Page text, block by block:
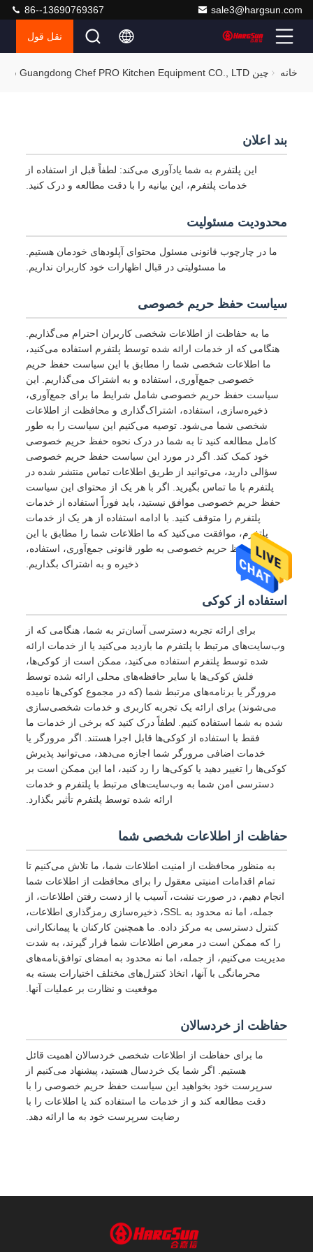
sale3@hargsun.com
86--13690769367
نقل قول
خانه چین Guangdong Chef PRO Kitchen Equipment CO., LTD سیاست حفظ حریم خصوصی
بند اعلان
این پلتفرم به شما یادآوری می‌کند: لطفاً قبل از استفاده از
خدمات پلتفرم، این بیانیه را با دقت مطالعه و درک کنید.
محدودیت مسئولیت
ما در چارچوب قانونی مسئول محتوای آپلودهای خودمان هستیم.
ما مسئولیتی در قبال اظهارات خود کاربران نداریم.
سیاست حفظ حریم خصوصی
ما به حفاظت از اطلاعات شخصی کاربران احترام می‌گذاریم.
هنگامی که از خدمات ارائه شده توسط پلتفرم استفاده می‌کنید،
ما اطلاعات شخصی شما را مطابق با این سیاست حفظ حریم
خصوصی جمع‌آوری، استفاده و به اشتراک می‌گذاریم. این
سیاست حفظ حریم خصوصی شامل شرایط ما برای جمع‌آوری،
ذخیره‌سازی، استفاده، اشتراک‌گذاری و محافظت از اطلاعات
شخصی شما می‌شود. توصیه می‌کنیم این سیاست را به طور
کامل مطالعه کنید تا به شما در درک نحوه حفظ حریم خصوصی
خود کمک کند. اگر در مورد این سیاست حفظ حریم خصوصی
سؤالی دارید، می‌توانید از طریق اطلاعات تماس منتشر شده در
پلتفرم با ما تماس بگیرید. اگر با هر یک از محتوای این سیاست
حفظ حریم خصوصی موافق نیستید، باید فوراً استفاده از خدمات
پلتفرم را متوقف کنید. با ادامه استفاده از هر یک از خدمات
پلتفرم، موافقت می‌کنید که ما اطلاعات شما را مطابق با این
سیاست حفظ حریم خصوصی به طور قانونی جمع‌آوری، استفاده،
ذخیره و به اشتراک بگذاریم.
استفاده از کوکی
برای ارائه تجربه دسترسی آسان‌تر به شما، هنگامی که از
وب‌سایت‌های مرتبط با پلتفرم ما بازدید می‌کنید یا از خدمات ارائه
شده توسط پلتفرم استفاده می‌کنید، ممکن است از کوکی‌ها،
فلش کوکی‌ها یا سایر حافظه‌های محلی ارائه شده توسط
مرورگر یا برنامه‌های مرتبط شما (که در مجموع کوکی‌ها نامیده
می‌شوند) برای ارائه یک تجربه کاربری و خدمات شخصی‌سازی
شده به شما استفاده کنیم. لطفاً درک کنید که برخی از خدمات ما
فقط با استفاده از کوکی‌ها قابل اجرا هستند. اگر مرورگر یا
خدمات اضافی مرورگر شما اجازه می‌دهد، می‌توانید پذیرش
کوکی‌ها را تغییر دهید یا کوکی‌ها را رد کنید، اما این ممکن است بر
دسترسی امن شما به وب‌سایت‌های مرتبط با پلتفرم و خدمات
ارائه شده توسط پلتفرم تأثیر بگذارد.
حفاظت از اطلاعات شخصی شما
به منظور محافظت از امنیت اطلاعات شما، ما تلاش می‌کنیم تا
تمام اقدامات امنیتی معقول را برای محافظت از اطلاعات شما
انجام دهیم، در صورت نشت، آسیب یا از دست رفتن اطلاعات، از
جمله، اما نه محدود به SSL، ذخیره‌سازی رمزگذاری اطلاعات،
کنترل دسترسی به مرکز داده. ما همچنین کارکنان یا پیمانکارانی
را که ممکن است در معرض اطلاعات شما قرار گیرند، به شدت
مدیریت می‌کنیم، از جمله، اما نه محدود به امضای توافق‌نامه‌های
محرمانگی با آنها، اتخاذ کنترل‌های مختلف اختیارات بسته به
موقعیت و نظارت بر عملیات آنها.
حفاظت از خردسالان
ما برای حفاظت از اطلاعات شخصی خردسالان اهمیت قائل
هستیم. اگر شما یک خردسال هستید، پیشنهاد می‌کنیم از
سرپرست خود بخواهید این سیاست حفظ حریم خصوصی را با
دقت مطالعه کند و از خدمات ما استفاده کند یا اطلاعات را با
رضایت سرپرست خود به ما ارائه دهد.